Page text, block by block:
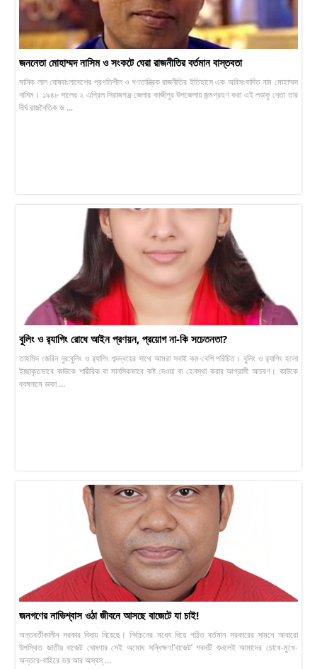
জননেতা মোহাম্মদ নাসিম ও সংকটে ঘেরা রাজনীতির বর্তমান বাস্তবতা
মানিক লাল ঘোষ​বাংলাদেশের প্রগতিশীল ও গণতান্ত্রিক রাজনীতির ইতিহাসে এক অবিসংবাদিত নাম মোহাম্মদ
নাসিম। ১৯৪৮ সালের ২ এপ্রিল সিরাজগঞ্জ জেলার কাজীপুর উপজেলায় জন্মগ্রহণ করা এই লড়াকু নেতা তার
দীর্ঘ রাজনৈতিক জ ...
বুলিং ও র‍্যাগিং রোধে আইন প্রণয়ন, প্রয়োগ না-কি সচেতনতা?
তাহমিদ জেরিন নুর:বুলিং ও র‍্যাগিং শব্দদ্বয়ের সাথে আমরা সবাই কম-বেশি পরিচিত। বুলিং ও র‍্যাগিং হলো
ইচ্ছাকৃতভাবে কাউকে শারীরিক বা মানসিকভাবে কষ্ট দেওয়া বা হেনস্থা করার আগ্রাসী আচরণ। কাউকে
ব্যঙ্গনামে ডাকা ...
জনগণের নাভিশ্বাস ওঠা জীবনে আসছে বাজেটে যা চাই!
অন্তবর্তীকালীন সরকার বিদায় নিয়েছে। নির্বাচনের মধ্যে দিয়ে গঠিত বর্তমান সরকারের সামনে আবারো
উপস্থিত জাতীয় বাজেট ঘোষণার সেই অমোঘ সন্ধিক্ষণ!‘বাজেট’ শবদটি শুনলেই আমাদের চোখে-মুখে-
অন্তরে-বাহিরে ভয় আর অস্বস্ ...